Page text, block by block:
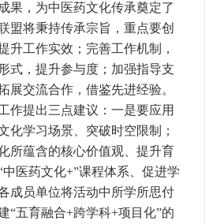
果，为中医药文化传承奠定了
盟将秉持传承宗旨，重点要创
升工作实效；完善工作机制，
式，提升参与度；加强指导支
展交流合作，借鉴先进经验。
作提出三点建议：一是要应用
化学习场景、突破时空限制；
所蕴含的核心价值观、提升育
中医药文化+”课程体系、促进学
成员单位将活动中所学所思付
“五育融合+跨学科+项目化”的